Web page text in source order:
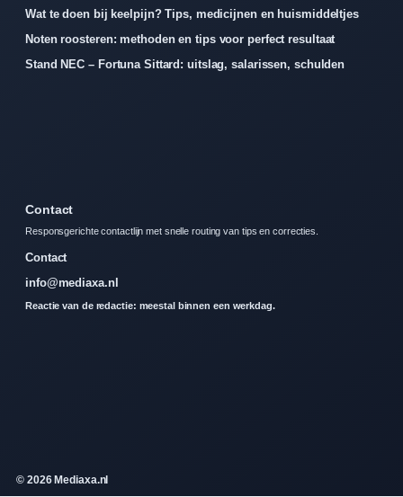
Wat te doen bij keelpijn? Tips, medicijnen en huismiddeltjes
Noten roosteren: methoden en tips voor perfect resultaat
Stand NEC – Fortuna Sittard: uitslag, salarissen, schulden
Contact
Responsgerichte contactlijn met snelle routing van tips en correcties.
Contact
info@mediaxa.nl
Reactie van de redactie: meestal binnen een werkdag.
© 2026 Mediaxa.nl